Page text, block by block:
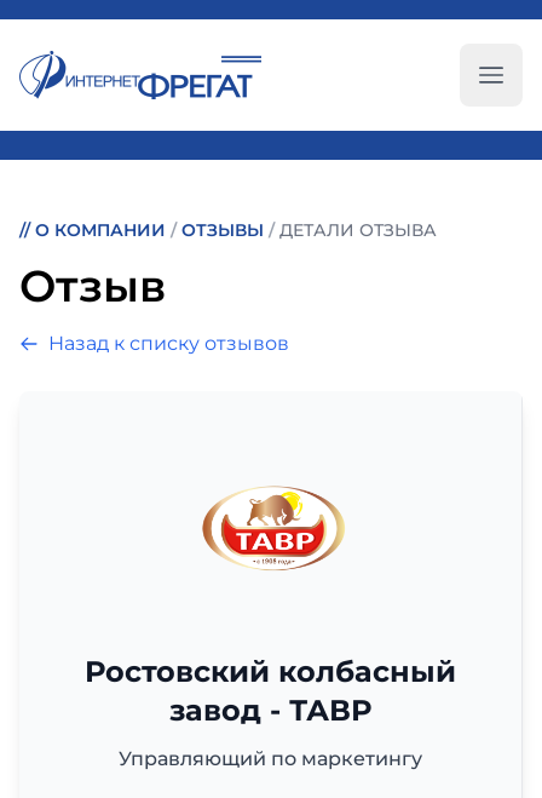
// О КОМПАНИИ / ОТЗЫВЫ / ДЕТАЛИ ОТЗЫВА
Отзыв
Назад к списку отзывов
Ростовский колбасный
завод - ТАВР
Управляющий по маркетингу